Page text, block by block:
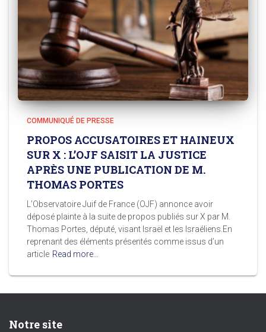
COMMUNIQUÉ DE PRESSE
PROPOS ACCUSATOIRES ET HAINEUX
SUR X : L’OJF SAISIT LA JUSTICE
APRÈS UNE PUBLICATION DE M.
THOMAS PORTES
L’Observatoire Juif de France (OJF) annonce avoir
déposé plainte à la suite de propos publiés sur X par M.
Thomas Portes, député, visant Israël et les Israéliens.En
reprenant des éléments présentés comme issus d’un
article Read more…
Notre site